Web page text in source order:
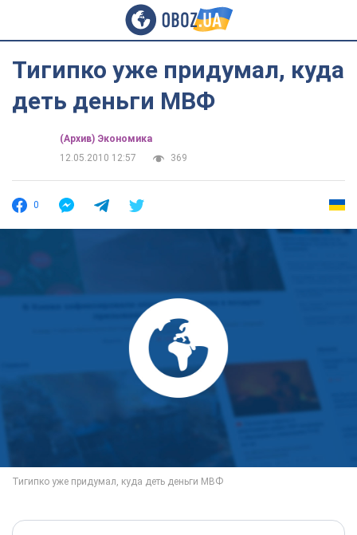
Тигипко уже придумал, куда
деть деньги МВФ
(Архив) Экономика
12.05.2010 12:57
369
0